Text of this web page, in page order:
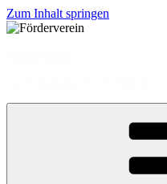
Zum Inhalt springen